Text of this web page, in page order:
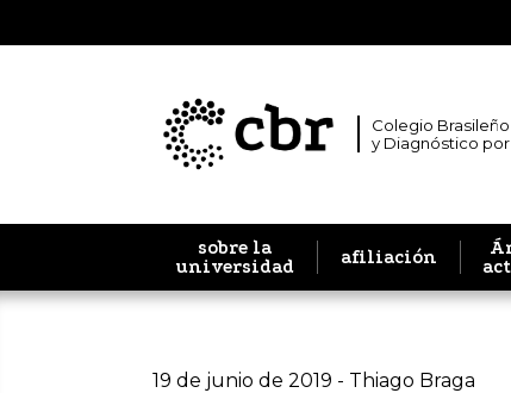
Colegio
y Diagnóstico
sobre la
universidad
afiliación
19 de junio de 2019 - Thiago Braga